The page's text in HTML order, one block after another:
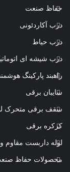
حفاظ صنعت
درب آکاردئونی
درب حیاط
درب شیشه ای
راهبند پارکینگ
سایبان برقی
سقف برقی متحرک
کرکره برقی
لوله داربست مقاوم
محصولات حفاظ